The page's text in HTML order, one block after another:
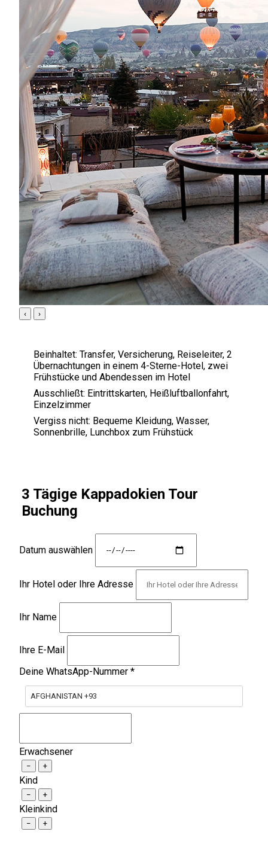
‹ ›
Beinhaltet: Transfer, Versicherung, Reiseleiter, 2
Übernachtungen in einem 4-Sterne-Hotel, zwei
Frühstücke und Abendessen im Hotel
Ausschließt: Eintrittskarten, Heißluftballonfahrt,
Einzelzimmer
Vergiss nicht: Bequeme Kleidung, Wasser,
Sonnenbrille, Lunchbox zum Frühstück
3 Tägige Kappadokien Tour
Buchung
Datum auswählen
Ihr Hotel oder Ihre Adresse
Ihr Name
Ihre E-Mail
Deine WhatsApp-Nummer *
AFGHANISTAN +93
Erwachsener
− +
Kind
− +
Kleinkind
− +